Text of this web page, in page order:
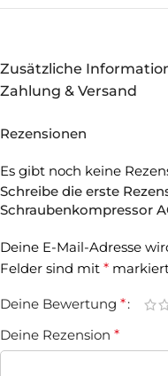
Zusätzliche
Zahlung & Versand
Rezensionen
Es gibt noch keine
Schreibe die erste
Schraubenkompressor
Deine E-Mail-Adresse
Felder sind mit *
Deine Bewertung *
Deine Rezension *